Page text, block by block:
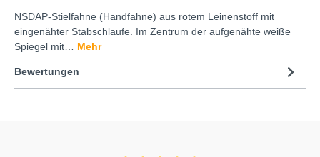
NSDAP-Stielfahne (Handfahne) aus rotem Leinenstoff mit
eingenähter Stabschlaufe. Im Zentrum der aufgenähte weiße
Spiegel mit… Mehr
Bewertungen